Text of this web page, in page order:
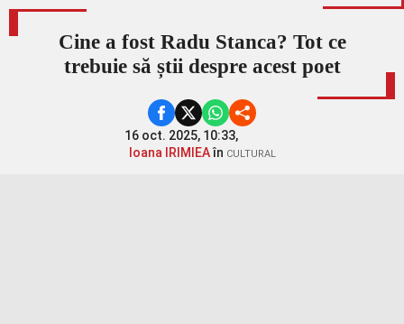
Cine a fost Radu Stanca? Tot ce
trebuie să știi despre acest poet
16 oct. 2025, 10:33,
Ioana IRIMIEAîn CULTURAL